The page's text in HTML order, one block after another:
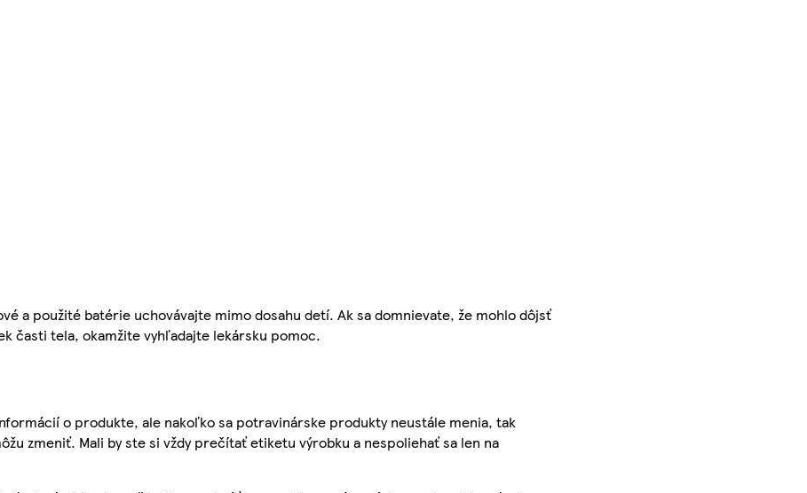
a použité batérie uchovávajte mimo dosahu detí. Ak sa domnievate, že mohlo dôjsť
časti tela, okamžite vyhľadajte lekársku pomoc.
o produkte, ale nakoľko sa potravinárske produkty neustále menia, tak
zmeniť. Mali by ste si vždy prečítať etiketu výrobku a nespoliehať sa len na